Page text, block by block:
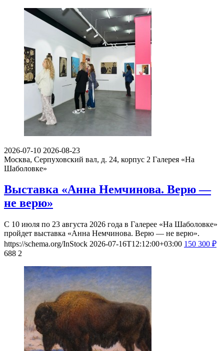
2026-07-10 2026-08-23
Москва, Серпуховский вал, д. 24, корпус 2 Галерея «На
Шаболовке»
Выставка «Анна Немчинова. Верю —
не верю»
С 10 июля по 23 августа 2026 года в Галерее «На Шаболовке»
пройдет выставка «Анна Немчинова. Верю — не верю».
https://schema.org/InStock 2026-07-16T12:12:00+03:00 150 300 ₽
688 2